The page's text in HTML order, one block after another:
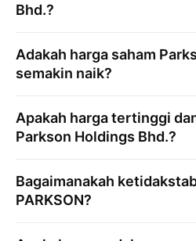
Bhd.?
Adakah harga saham
semakin naik?
Apakah harga tertinggi
Parkson Holdings Bhd.?
Bagaimanakah
PARKSON?